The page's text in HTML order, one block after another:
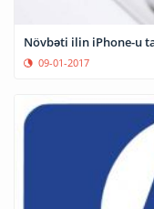
Növbəti ilin
09-01-2017